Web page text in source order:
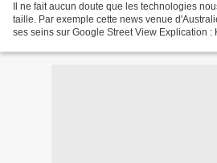
Il ne fait aucun doute que les technologies
taille. Par exemple cette news venue
ses seins sur Google Street View Explication :